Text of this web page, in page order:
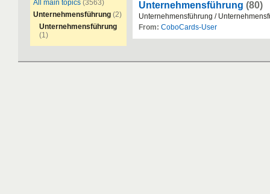
All main topics (3563)
Unternehmensführung (2)
Unternehmensführung
(1)
Unternehmensführung (80)
Unternehmensfü hrung / Unternehmensf
From: CoboCards-User